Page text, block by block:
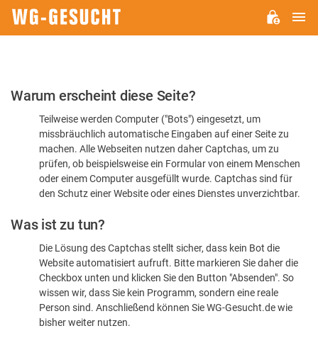
Bitte
dass
sind
Warum erscheint diese Seite?
Teilweise werden Computer ("Bots") eingesetzt, um
missbräuchlich automatische Eingaben auf einer Seite zu
machen. Alle Webseiten nutzen daher Captchas, um zu
prüfen, ob beispielsweise ein Formular von einem Menschen
oder einem Computer ausgefüllt wurde. Captchas sind für
den Schutz einer Website oder eines Dienstes unverzichtbar.
Was ist zu tun?
Die Lösung des Captchas stellt sicher, dass kein Bot die
Website automatisiert aufruft. Bitte markieren Sie daher die
Checkbox unten und klicken Sie den Button "Absenden". So
wissen wir, dass Sie kein Programm, sondern eine reale
Person sind. Anschließend können Sie WG-Gesucht.de wie
bisher weiter nutzen.